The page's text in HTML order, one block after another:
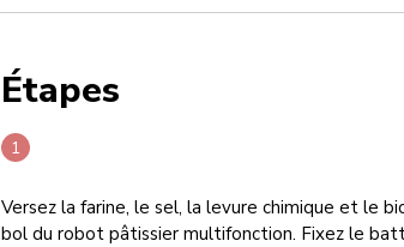
Étapes
Versez la farine, le sel, la levure chimique et le
bol du robot pâtissier multifonction. Fixez le